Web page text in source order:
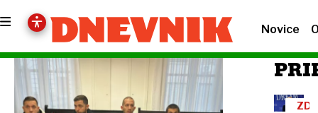
Novice
ZDA